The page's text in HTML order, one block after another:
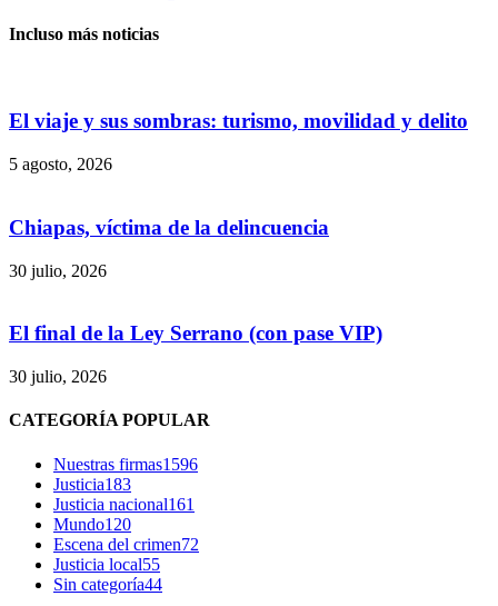
Incluso más noticias
El viaje y sus sombras: turismo, movilidad y delito
5 agosto, 2026
Chiapas, víctima de la delincuencia
30 julio, 2026
El final de la Ley Serrano (con pase VIP)
30 julio, 2026
CATEGORÍA POPULAR
Nuestras firmas1596
Justicia183
Justicia nacional161
Mundo120
Escena del crimen72
Justicia local55
Sin categoría44